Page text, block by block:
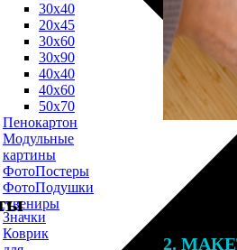
30х40
20х45
30х60
30х90
40х40
40х60
50х70
Пенокартон
Модульные
картины
ФотоПостеры
ФотоПодушки
Значки
Коврик
2.